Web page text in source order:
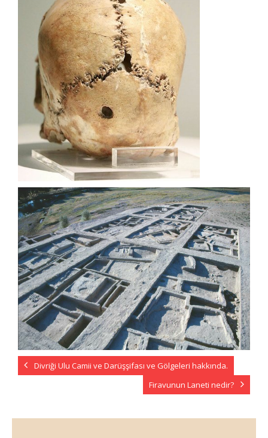
Divriği Ulu Camii ve Darüşşifası ve Gölgeleri hakkında.
Firavunun Laneti nedir?